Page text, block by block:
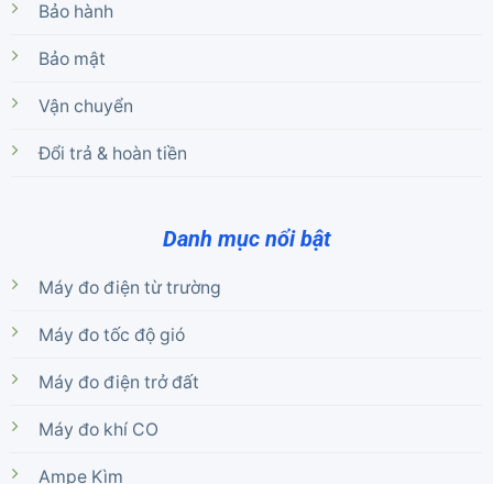
Bảo hành
Bảo mật
Vận chuyển
Đổi trả & hoàn tiền
Danh mục nổi bật
Máy đo điện từ trường
Máy đo tốc độ gió
Máy đo điện trở đất
Máy đo khí CO
Ampe Kìm